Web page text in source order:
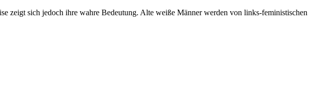
zeigt sich jedoch ihre wahre Bedeutung. Alte weiße Männer werden von links-feministischen